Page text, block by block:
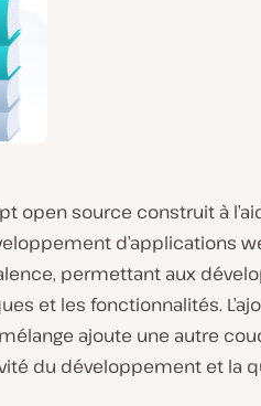
open source construit à
d’applications
permettant aux
et les fonctionnalités.
ajoute une autre
du développement et la